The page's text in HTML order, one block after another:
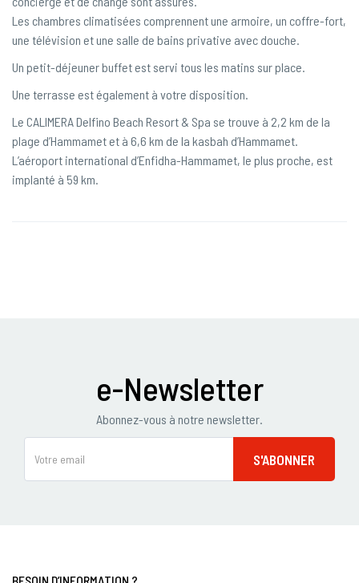
Les chambres climatisées comprennent une armoire, un coffre-fort,
une télévision et une salle de bains privative avec douche.
Un petit-déjeuner buffet est servi tous les matins sur place.
Une terrasse est également à votre disposition.
Le CALIMERA Delfino Beach Resort & Spa se trouve à 2,2 km de la
plage d’Hammamet et à 6,6 km de la kasbah d’Hammamet.
L’aéroport international d’Enfidha-Hammamet, le plus proche, est
implanté à 59 km.
e-Newsletter
Abonnez-vous à notre newsletter.